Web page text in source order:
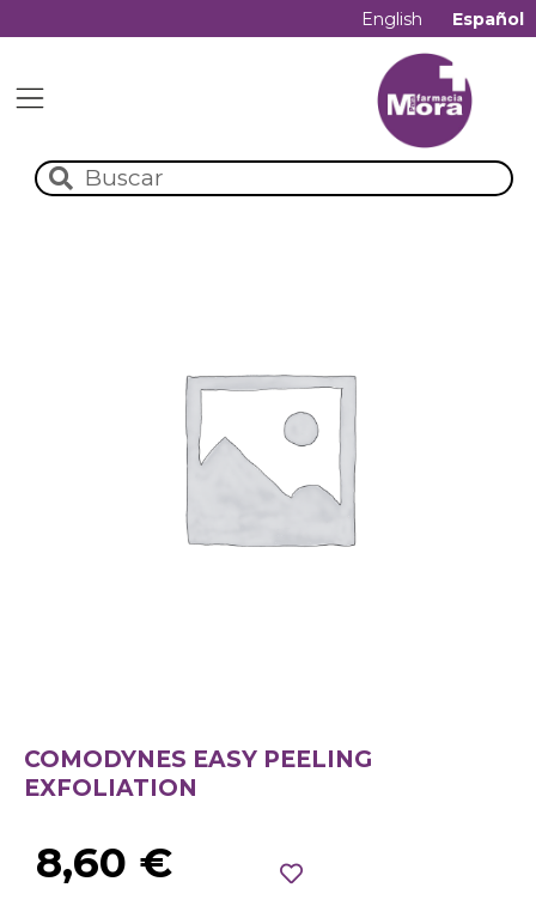
English Español
COMODYNES EASY PEELING
EXFOLIATION
8,60 €